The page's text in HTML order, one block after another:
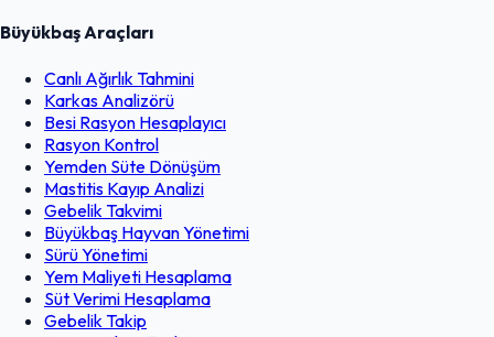
Büyükbaş Araçları
Canlı Ağırlık Tahmini
Karkas Analizörü
Besi Rasyon Hesaplayıcı
Rasyon Kontrol
Yemden Süte Dönüşüm
Mastitis Kayıp Analizi
Gebelik Takvimi
Büyükbaş Hayvan Yönetimi
Sürü Yönetimi
Yem Maliyeti Hesaplama
Süt Verimi Hesaplama
Gebelik Takip